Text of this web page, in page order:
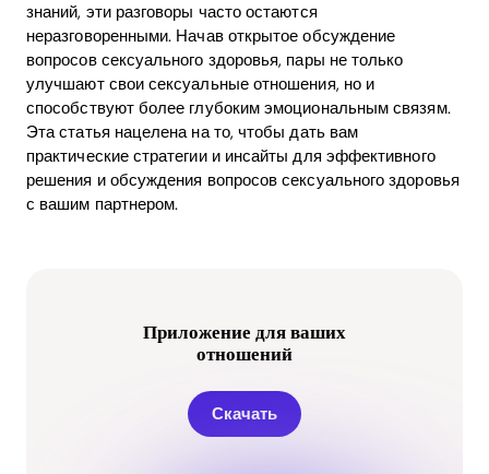
знаний, эти разговоры часто остаются
неразговоренными. Начав открытое обсуждение
вопросов сексуального здоровья, пары не только
улучшают свои сексуальные отношения, но и
способствуют более глубоким эмоциональным связям.
Эта статья нацелена на то, чтобы дать вам
практические стратегии и инсайты для эффективного
решения и обсуждения вопросов сексуального здоровья
с вашим партнером.
Приложение для ваших
отношений
Скачать